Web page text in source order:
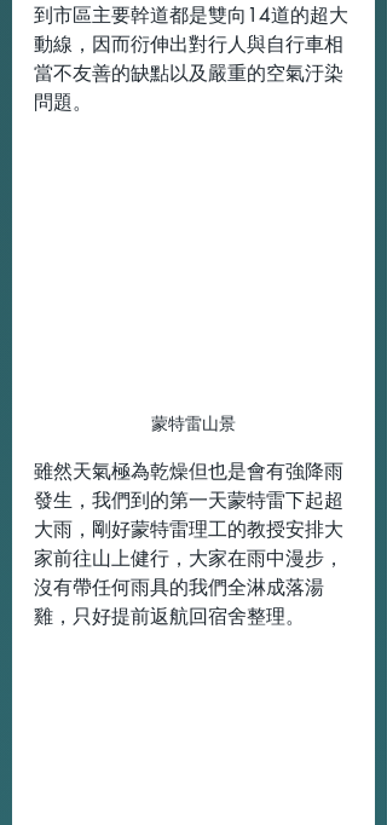
到市區主要幹道都是雙向14道的超大
動線，因而衍伸出對行人與自行車相
當不友善的缺點以及嚴重的空氣汙染
問題。
蒙特雷山景
雖然天氣極為乾燥但也是會有強降雨
發生，我們到的第一天蒙特雷下起超
大雨，剛好蒙特雷理工的教授安排大
家前往山上健行，大家在雨中漫步，
沒有帶任何雨具的我們全淋成落湯
雞，只好提前返航回宿舍整理。